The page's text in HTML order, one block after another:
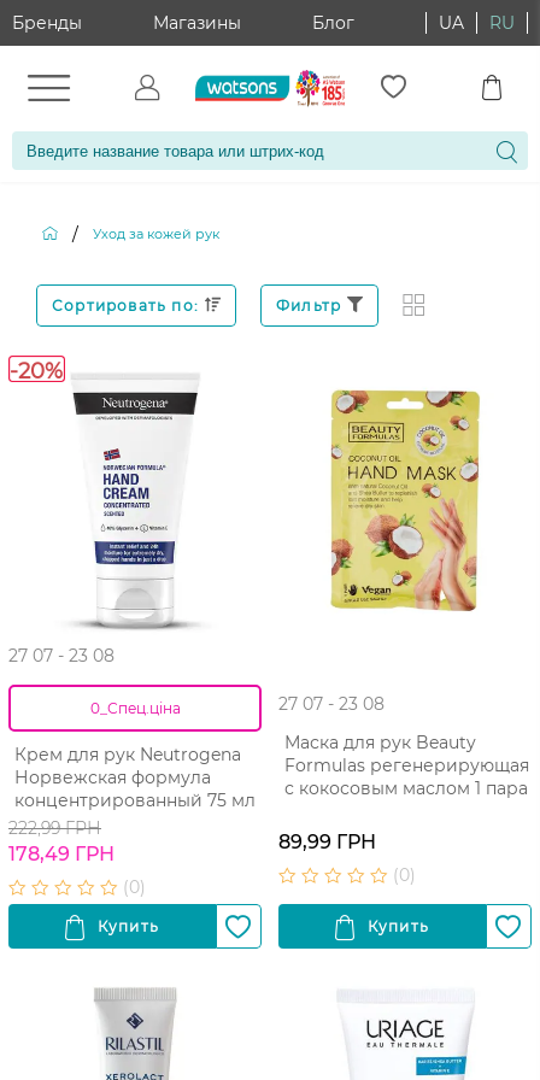
Бренды Магазины Блог UA RU
/ Уход за кожей рук
Сортировать по: Фильтр
-20%
27 07 - 23 08
0_Спец.ціна
Крем для рук Neutrogena
Норвежская формула
концентрированный 75 мл
222,99 ГРН
178,49 ГРН
27 07 - 23 08
Маска для рук Beauty
Formulas регенерирующая
с кокосовым маслом 1 пара
89,99 ГРН